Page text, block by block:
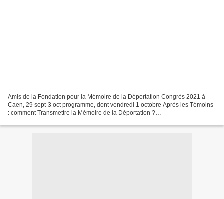
Amis de la Fondation pour la Mémoire de la Déportation Congrès 2021 à
Caen, 29 sept-3 oct programme, dont vendredi 1 octobre Après les Témoins
: comment Transmettre la Mémoire de la Déportation ?